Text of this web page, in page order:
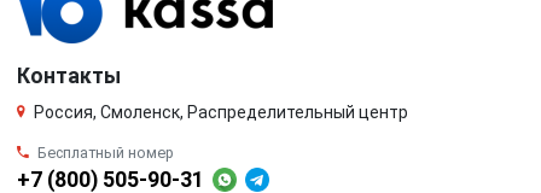
Контакты
Россия, Смоленск, Распределительный центр
Бесплатный номер
+7 (800) 505-90-31